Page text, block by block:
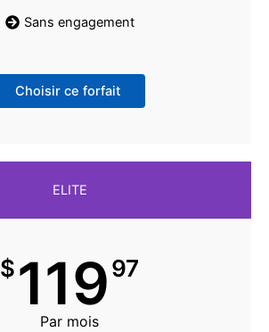
Sans engagement
Choisir ce forfait
ELITE
$11997
Par mois